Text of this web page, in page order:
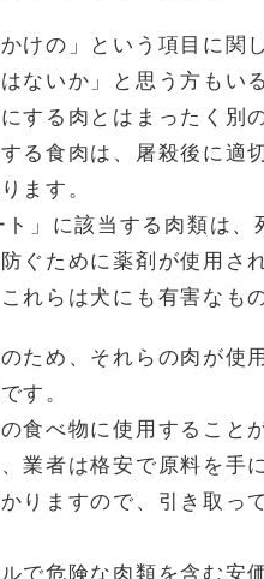
かけの」という項目に
ないか」と思う方もい
する肉とはまったく別
る食肉は、屠殺後に適
ます。
」に該当する肉類は
ぐために薬剤が使用さ
れらは犬にも有害なも
ため、それらの肉が使
す。
食べ物に使用すること
業者は格安で原料を手
りますので、引き取っ
で危険な肉類を含む安